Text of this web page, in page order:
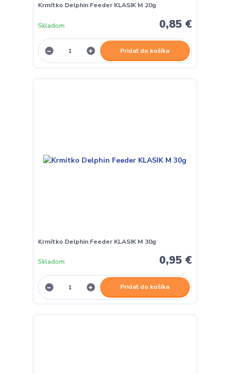
Krmítko Delphin Feeder KLASIK M 20g
0,85 €
Skladom
Pridať do košíka
Krmítko Delphin Feeder KLASIK M 30g
0,95 €
Skladom
Pridať do košíka